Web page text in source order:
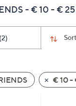
- € 10 - € 25
(2)
€ 10 -